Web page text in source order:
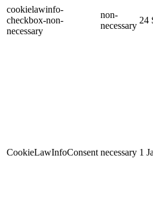
cookielawinfo-
checkbox-non-
necessary
non-
necessary
24
CookieLawInfoConsent necessary 1